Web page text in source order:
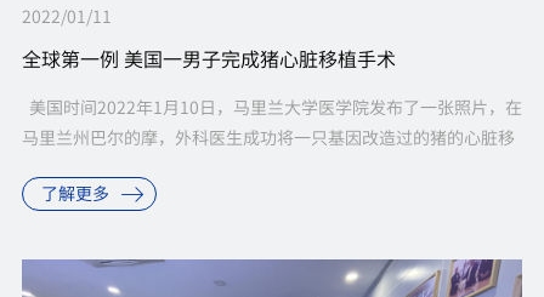
2022/01/11
全球第一例 美国一男子完成猪心脏移植手术
美国时间2022年1月10日，马里兰大学医学院发布了一张照片，在
马里兰州巴尔的摩，外科医生成功将一只基因改造过的猪的心脏移
了解更多